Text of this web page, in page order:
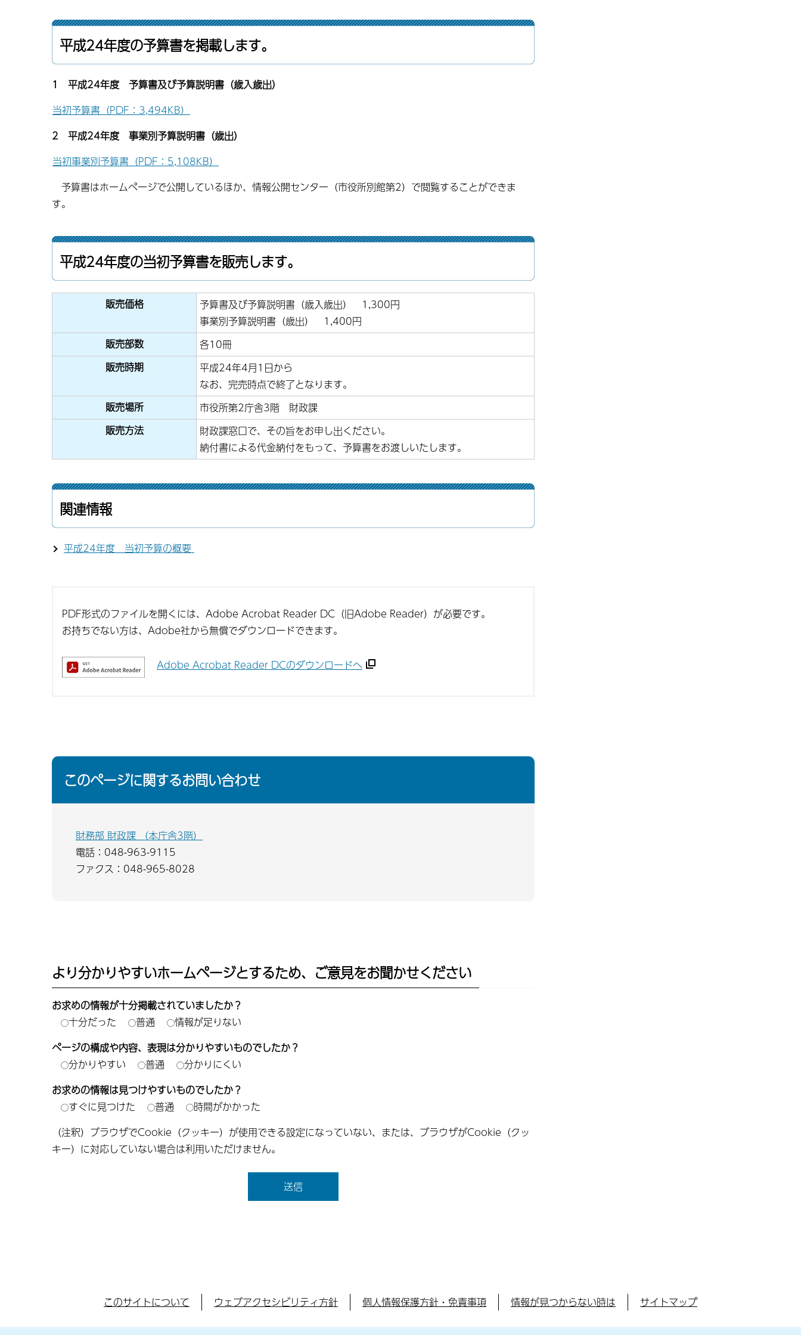
平成24年度の予算書を掲載します。
1 平成24年度 予算書及び予算説明書（歳入歳出）
当初予算書（PDF：3,494KB）
2 平成24年度 事業別予算説明書（歳出）
当初事業別予算書（PDF：5,108KB）
予算書はホームページで公開しているほか、情報公開センター（市役所別館第2）で閲覧することができま
す。
平成24年度の当初予算書を販売します。
販売価格
予算書及び予算説明書（歳入歳出） 1,300円
事業別予算説明書（歳出） 1,400円
販売部数
各10冊
販売時期
平成24年4月1日から
なお、完売時点で終了となります。
販売場所
市役所第2庁舎3階 財政課
販売方法
財政課窓口で、その旨をお申し出ください。
納付書による代金納付をもって、予算書をお渡しいたします。
関連情報
平成24年度 当初予算の概要
PDF形式のファイルを開くには、Adobe Acrobat Reader DC（旧Adobe Reader）が必要です。
お持ちでない方は、Adobe社から無償でダウンロードできます。
Adobe Acrobat Reader DCのダウンロードへ
このページに関するお問い合わせ
財務部 財政課 （本庁舎3階）
電話：048-963-9115
ファクス：048-965-8028
より分かりやすいホームページとするため、ご意見をお聞かせください
お求めの情報が十分掲載されていましたか？
十分だった
普通
情報が足りない
ページの構成や内容、表現は分かりやすいものでしたか？
分かりやすい
普通
分かりにくい
お求めの情報は見つけやすいものでしたか？
すぐに見つけた
普通
時間がかかった
（注釈）ブラウザでCookie（クッキー）が使用できる設定になっていない、または、ブラウザがCookie（クッ
キー）に対応していない場合は利用いただけません。
このサイトについて ウェブアクセシビリティ方針 個人情報保護方針・免責事項 情報が見つからない時は サイトマップ